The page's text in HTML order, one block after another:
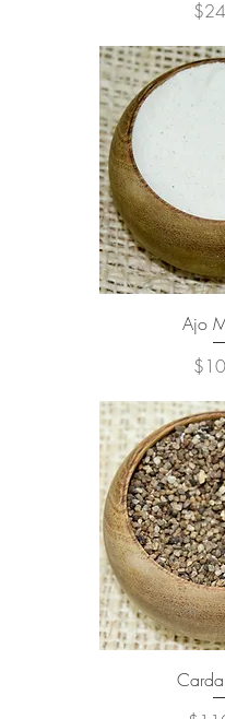
Ajo